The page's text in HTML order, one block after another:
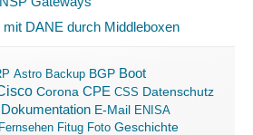
DANE durch Middleboxen
Astro Backup BGP Boot
Corona CPE CSS Datenschutz
Dokumentation E-Mail ENISA
Fernsehen Fitug Foto Geschichte